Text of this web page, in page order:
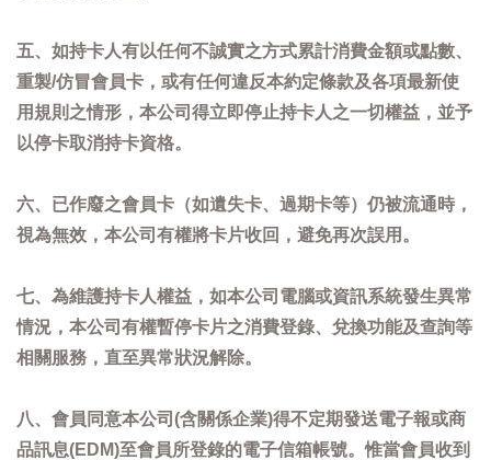
五、如持卡人有以任何不誠實之方式累計消費金額或點數、
重製/仿冒會員卡，或有任何違反本約定條款及各項最新使
用規則之情形，本公司得立即停止持卡人之一切權益，並予
以停卡取消持卡資格。
六、已作廢之會員卡（如遺失卡、過期卡等）仍被流通時，
視為無效，本公司有權將卡片收回，避免再次誤用。
七、為維護持卡人權益，如本公司電腦或資訊系統發生異常
情況，本公司有權暫停卡片之消費登錄、兌換功能及查詢等
相關服務，直至異常狀況解除。
八、會員同意本公司(含關係企業)得不定期發送電子報或商
品訊息(EDM)至會員所登錄的電子信箱帳號。惟當會員收到